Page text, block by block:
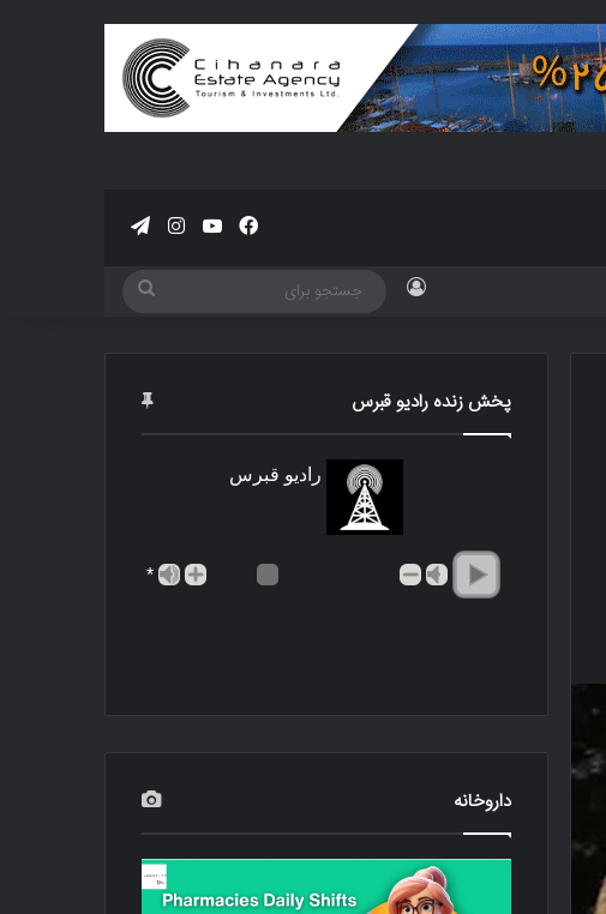
فیسبوکیوتیوباینستاگرام
تلگرام
ورود
جستجو
پخش زنده رادیو قبرس
رادیو قبرس
*
داروخانه